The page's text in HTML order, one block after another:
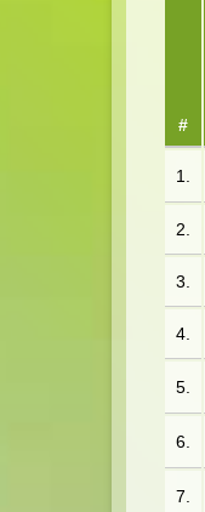
#
1.
2.
3.
4.
5.
6.
7.